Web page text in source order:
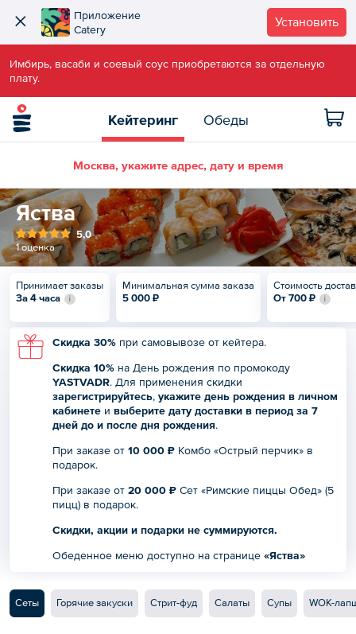
Приложение
Catery
Установить
Имбирь, васаби и соевый соус приобретаются за отдельную
плату.
Кейтеринг Обеды
Москва, укажите адрес, дату и время
Яства
5,0
1 оценка
Принимает заказы
За 4 часа
Минимальная сумма заказа
5 000 ₽
Стоимость
От 700 ₽
Скидка 30% при самовывозе от кейтера.
Скидка 10% на День рождения по промокоду
YASTVADR. Для применения скидки
зарегистрируйтесь, укажите день рождения в личном
кабинете и выберите дату доставки в период за 7
дней до и после дня рождения.
При заказе от 10 000 ₽ Комбо «Острый перчик» в
подарок.
При заказе от 20 000 ₽ Сет «Римские пиццы Обед» (5
пицц) в подарок.
Скидки, акции и подарки не суммируются.
Обеденное меню доступно на странице «Яства»
Сеты Горячие закуски Стрит-фуд Салаты Супы WOK-